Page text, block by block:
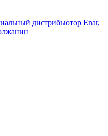
дистрибьютор Enar,